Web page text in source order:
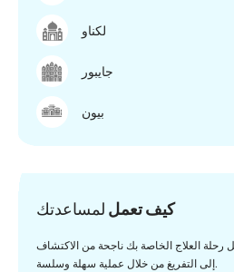
لكناو
جايبور
بيون
كيف تعمل لمساعدتك
العلاج الخاصة بك ناجحة من الاكتشاف
إلى التفريغ من خلال عملية سهلة وسلسة.